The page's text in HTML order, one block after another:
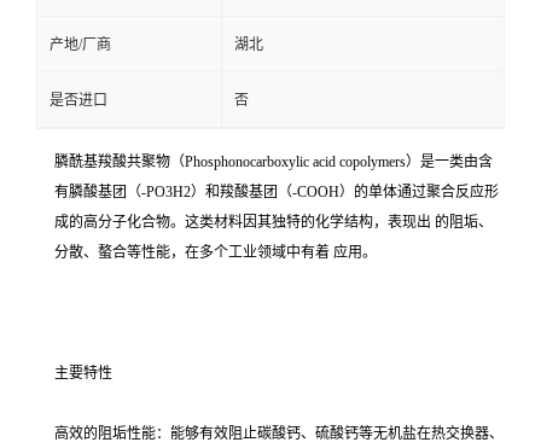
产地/厂商 湖北
是否进口 否
膦酰基羧酸共聚物（Phosphonocarboxylic acid copolymers）是一类由含
有膦酸基团（-PO3H2）和羧酸基团（-COOH）的单体通过聚合反应形
成的高分子化合物。这类材料因其独特的化学结构，表现出 的阻垢、
分散、螯合等性能，在多个工业领域中有着 应用。
主要特性
高效的阻垢性能：能够有效阻止碳酸钙、硫酸钙等无机盐在热交换器、